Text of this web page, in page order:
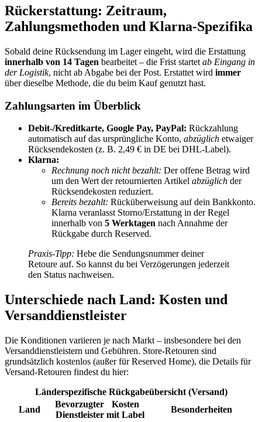
Rückerstattung: Zeitraum,
Zahlungsmethoden und Klarna-Spezifika
Sobald deine Rücksendung im Lager eingeht, wird die Erstattung
innerhalb von 14 Tagen bearbeitet – die Frist startet ab Eingang in
der Logistik, nicht ab Abgabe bei der Post. Erstattet wird immer
über dieselbe Methode, die du beim Kauf genutzt hast.
Zahlungsarten im Überblick
Debit-/Kreditkarte, Google Pay, PayPal: Rückzahlung
automatisch auf das ursprüngliche Konto, abzüglich etwaiger
Rücksendekosten (z. B. 2,49 € in DE bei DHL-Label).
Klarna:
Rechnung noch nicht bezahlt: Der offene Betrag wird
um den Wert der retournierten Artikel abzüglich der
Rücksendekosten reduziert.
Bereits bezahlt: Rücküberweisung auf dein Bankkonto.
Klarna veranlasst Storno/Erstattung in der Regel
innerhalb von 5 Werktagen nach Annahme der
Rückgabe durch Reserved.
Praxis-Tipp: Hebe die Sendungsnummer deiner
Retoure auf. So kannst du bei Verzögerungen jederzeit
den Status nachweisen.
Unterschiede nach Land: Kosten und
Versanddienstleister
Die Konditionen variieren je nach Markt – insbesondere bei den
Versanddienstleistern und Gebühren. Store-Retouren sind
grundsätzlich kostenlos (außer für Reserved Home), die Details für
Versand-Retouren findest du hier:
Länderspezifische Rückgabeübersicht (Versand)
Land
Bevorzugter
Dienstleister
Kosten
mit Label
Besonderheiten